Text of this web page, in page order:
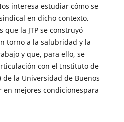
interesa estudiar cómo se
en dicho contexto.
que la JTP se construyó
torno a la salubridad y la
y que, para ello, se
con el Instituto de
la Universidad de Buenos
mejores condicionespara